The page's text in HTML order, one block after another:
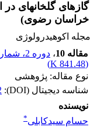
خراسان رضوی)
مجله اکوهیدرولوژی
مقاله 10
، دوره 2، شماره 4
(
841.48 K
)
نوع مقاله: پژوهشی
شناسه دیجیتال (DOI):
نویسنده
حسام سیدکابلی*